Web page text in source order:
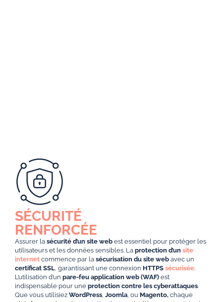
SÉCURITÉ
RENFORCÉE
Assurer la sécurité d’un site web est essentiel pour protéger les
utilisateurs et les données sensibles. La protection d’un site
internet commence par la sécurisation du site web avec un
certificat SSL , garantissant une connexion HTTPS sécurisée.
L’utilisation d’un pare-feu application web (WAF) est
indispensable pour une protection contre les cyberattaques.
Que vous utilisiez WordPress Joomla , ou Magento, chaque